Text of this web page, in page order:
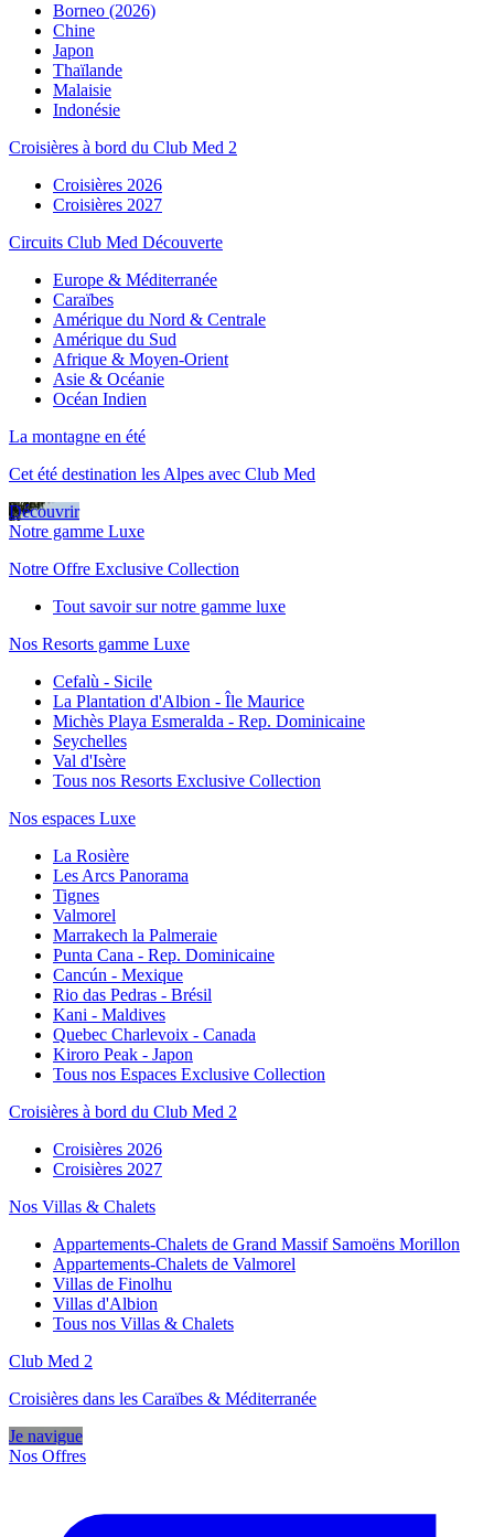
Borneo (2026)
Chine
Japon
Thaïlande
Malaisie
Indonésie
Croisières à bord du Club Med 2
Croisières 2026
Croisières 2027
Circuits Club Med Découverte
Europe & Méditerranée
Caraïbes
Amérique du Nord & Centrale
Amérique du Sud
Afrique & Moyen-Orient
Asie & Océanie
Océan Indien
La montagne en été
Cet été destination les Alpes avec Club Med
Découvrir
Notre gamme Luxe
Notre Offre Exclusive Collection
Tout savoir sur notre gamme luxe
Nos Resorts gamme Luxe
Cefalù - Sicile
La Plantation d'Albion - Île Maurice
Michès Playa Esmeralda - Rep. Dominicaine
Seychelles
Val d'Isère
Tous nos Resorts Exclusive Collection
Nos espaces Luxe
La Rosière
Les Arcs Panorama
Tignes
Valmorel
Marrakech la Palmeraie
Punta Cana - Rep. Dominicaine
Cancún - Mexique
Rio das Pedras - Brésil
Kani - Maldives
Quebec Charlevoix - Canada
Kiroro Peak - Japon
Tous nos Espaces Exclusive Collection
Croisières à bord du Club Med 2
Croisières 2026
Croisières 2027
Nos Villas & Chalets
Appartements-Chalets de Grand Massif Samoëns Morillon
Appartements-Chalets de Valmorel
Villas de Finolhu
Villas d'Albion
Tous nos Villas & Chalets
Club Med 2
Croisières dans les Caraïbes & Méditerranée
Je navigue
Nos Offres